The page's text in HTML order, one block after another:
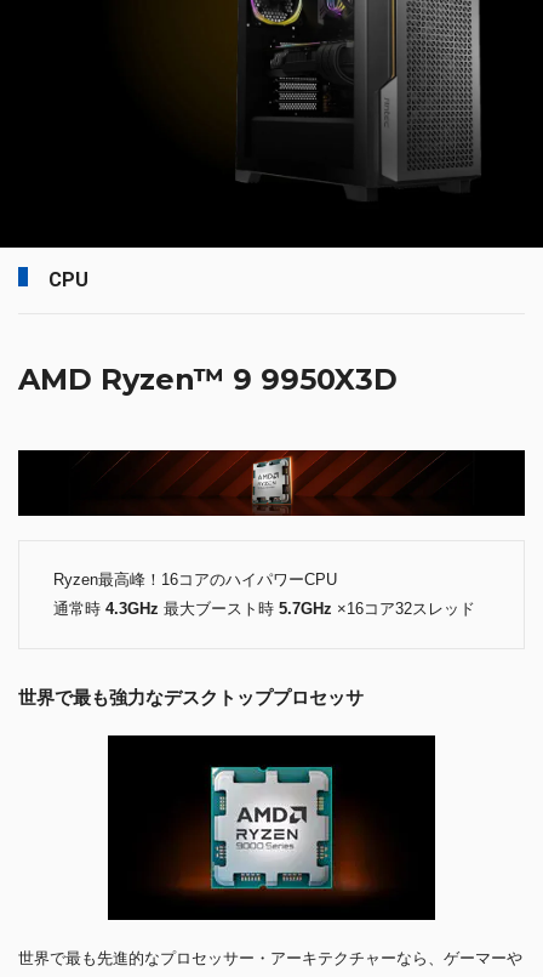
CPU
AMD Ryzen™ 9 9950X3D
Ryzen最高峰！16コアのハイパワーCPU
通常時 4.3GHz 最大ブースト時 5.7GHz ×16コア32スレッド
世界で最も強力なデスクトッププロセッサ
世界で最も先進的なプロセッサー・アーキテクチャーなら、ゲーマーや